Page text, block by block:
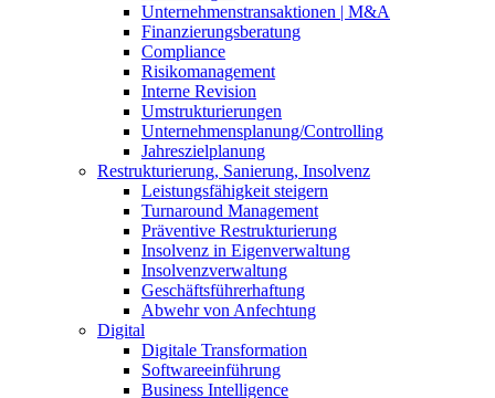
Unternehmenstransaktionen | M&A
Finanzierungsberatung
Compliance
Risikomanagement
Interne Revision
Umstrukturierungen
Unternehmensplanung/Controlling
Jahreszielplanung
Restrukturierung, Sanierung, Insolvenz
Leistungsfähigkeit steigern
Turnaround Management
Präventive Restrukturierung
Insolvenz in Eigenverwaltung
Insolvenzverwaltung
Geschäftsführerhaftung
Abwehr von Anfechtung
Digital
Digitale Transformation
Softwareeinführung
Business Intelligence